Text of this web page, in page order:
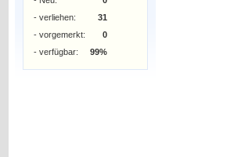
- verliehen:
31
- vorgemerkt:
0
- verfügbar:
99%